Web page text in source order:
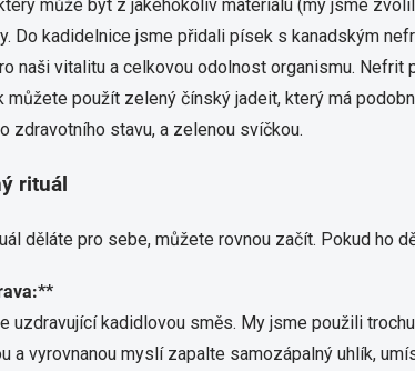
může být z jakéhokoliv materiálu (my jsme
Do kadidelnice jsme přidali písek s kanadským
naši vitalitu a celkovou odolnost organismu. Nefrit
můžete použít zelený čínský jadeit, který má
zdravotního stavu, a zelenou svíčkou.
rituál
děláte pro sebe, můžete rovnou začít. Pokud ho
uzdravující kadidlovou směs. My jsme použili
a vyrovnanou myslí zapalte samozápalný uhlík,